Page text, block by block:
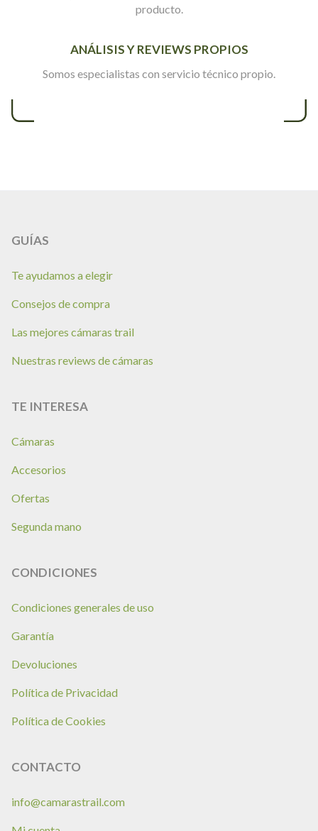
producto.
ANÁLISIS Y REVIEWS PROPIOS
Somos especialistas con servicio técnico propio.
GUÍAS
Te ayudamos a elegir
Consejos de compra
Las mejores cámaras trail
Nuestras reviews de cámaras
TE INTERESA
Cámaras
Accesorios
Ofertas
Segunda mano
CONDICIONES
Condiciones generales de uso
Garantía
Devoluciones
Política de Privacidad
Política de Cookies
CONTACTO
info@camarastrail.com